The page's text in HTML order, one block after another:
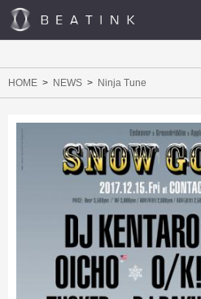
HOME NEWS Ninja Tune